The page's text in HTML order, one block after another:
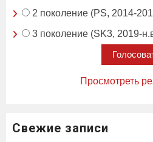
2 поколение (PS, 2014-
3 поколение (SK3, 2019-
Просмотреть
Свежие записи